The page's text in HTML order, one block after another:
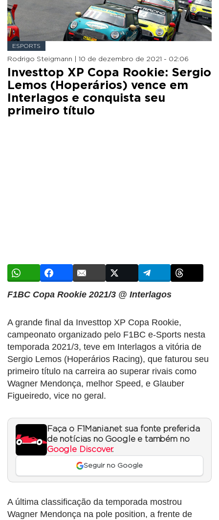
ESPORTS
Rodrigo Steigmann | 10 de dezembro de 2021 - 02:06
Investtop XP Copa Rookie: Sergio
Lemos (Hoperários) vence em
Interlagos e conquista seu
primeiro título
F1BC Copa Rookie 2021/3 @ Interlagos
A grande final da Investtop XP Copa Rookie,
campeonato organizado pelo F1BC e-Sports nesta
temporada 2021/3, teve em Interlagos a vitória de
Sergio Lemos (Hoperários Racing), que faturou seu
primeiro título na carreira ao superar rivais como
Wagner Mendonça, melhor Speed, e Glauber
Figueiredo, vice no geral.
Faça o F1Mania.net sua fonte preferida
de notícias no Google e também no
Google Discover.
Seguir no Google
A última classificação da temporada mostrou
Wagner Mendonça na pole position, a frente de